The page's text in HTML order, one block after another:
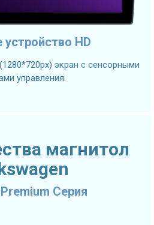
устройство HD
экран с сенсорными
управления.
магнитол
Серия